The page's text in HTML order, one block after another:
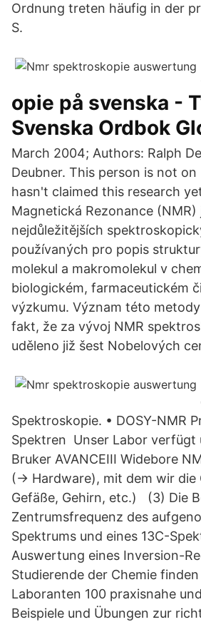
Ordnung treten häufig in der
S.
opie på svenska -
Svenska Ordbok
March 2004; Authors: Ralph
Deubner. This person is not on
hasn't claimed this research
Magnetická Rezonance (NMR)
nejdůležitějších
používaných pro popis
molekul a makromolekul v
biologickém, farmaceutickém
výzkumu. Význam této
fakt, že za vývoj NMR
uděleno již šest Nobelových
Spektroskopie. • DOSY-NMR
Spektren Unser Labor verfügt
Bruker AVANCEIII Widebore
(→ Hardware), mit dem wir die
Gefäße, Gehirn, etc.) (3) Die
Zentrumsfrequenz des
Spektrums und eines 13C-
Auswertung eines Inversion-
Studierende der Chemie
Laboranten 100 praxisnahe
Beispiele und Übungen zur